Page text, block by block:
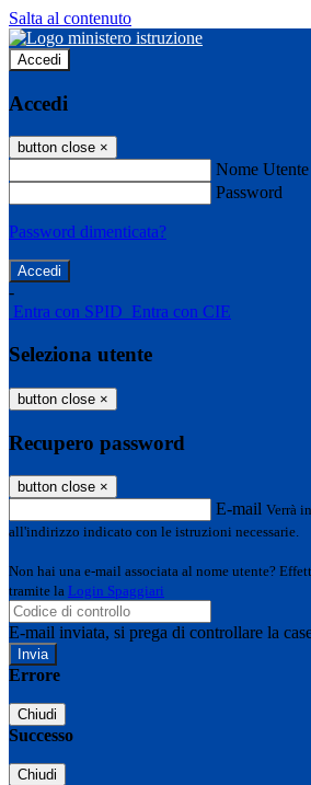
Salta al contenuto
Accedi
Accedi
button close ×
Nome Utente
Password
Password dimenticata?
-
Entra con SPID Entra con CIE
Seleziona utente
button close ×
Recupero password
button close ×
E-mail Verrà
all'indirizzo indicato con le istruzioni necessarie.
Non hai una e-mail associata al nome utente?
tramite la Login Spaggiari
E-mail inviata, si prega di controllare la
Errore
Chiudi
Successo
Chiudi